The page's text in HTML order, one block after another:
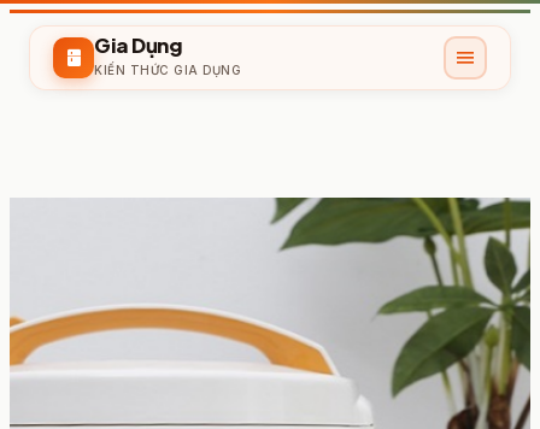
kitchen Gia Dụng
KIẾN THỨC GIA DỤNG menu